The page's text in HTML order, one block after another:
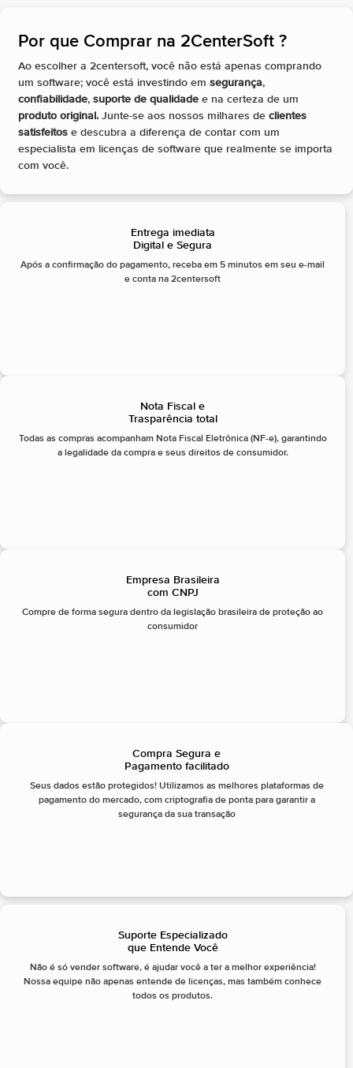
Por que Comprar na 2CenterSoft ?​
Ao escolher a 2centersoft, você não está apenas comprando
um software; você está investindo em segurança,
confiabilidade, suporte de qualidade e na certeza de um
produto original.Junte-se aos nossos milhares de clientes
satisfeitos e descubra a diferença de contar com um
especialista em licenças de software que realmente se importa
com você.
Entrega imediata
Digital e Segura
Após a confirmação do pagamento, receba em 5 minutos em seu e-mail
e conta na 2centersoft
Nota Fiscal e
Trasparência total
Todas as compras acompanham Nota Fiscal Eletrônica (NF-e), garantindo
a legalidade da compra e seus direitos de consumidor.
Empresa Brasileira
com CNPJ
Compre de forma segura dentro da legislação brasileira de proteção ao
consumidor
Compra Segura e
Pagamento facilitado
Seus dados estão protegidos! Utilizamos as melhores plataformas de
pagamento do mercado, com criptografia de ponta para garantir a
segurança da sua transação
Suporte Especializado
que Entende Você
Não é só vender software, é ajudar você a ter a melhor experiência!
Nossa equipe não apenas entende de licenças, mas também conhece
todos os produtos.